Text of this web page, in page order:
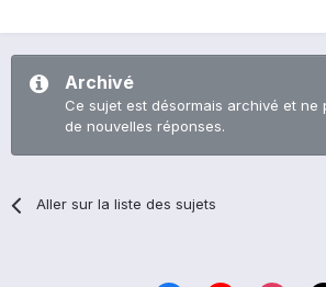
Archivé
Ce sujet est désormais archivé et ne
de nouvelles réponses.
Aller sur la liste des sujets